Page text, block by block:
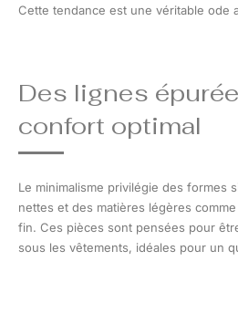
Cette tendance est une véritable ode
Des lignes
confort optimal
Le minimalisme privilégie des formes
nettes et des matières légères
fin. Ces pièces sont pensées pour
sous les vêtements, idéales pour un